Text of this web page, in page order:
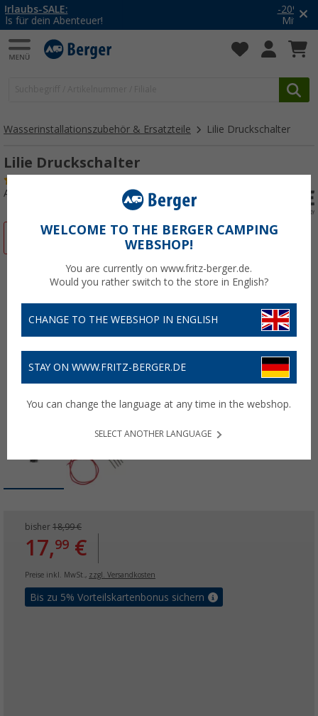
Mit dem Aktionscode
Wasserinstallationszubehör & Ersatzteile Lilie Druckschalter
Lilie Druckschalter
Art.-Nr.: 124113
bisher 18,99 €
17,99 €
Preise inkl. MwSt., zzgl. Versandkosten
Bis zu 5% Vorteilskartenbonus sichern
WELCOME TO THE BERGER CAMPING
WEBSHOP!
You are currently on www.fritz-berger.de.
Would you rather switch to the store in English?
CHANGE TO THE WEBSHOP IN ENGLISH
STAY ON WWW.FRITZ-BERGER.DE
You can change the language at any time in the webshop.
SELECT ANOTHER LANGUAGE